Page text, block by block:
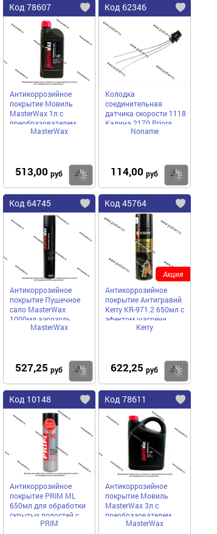
Код 78607
Антикоррозийное
покрытие Мовиль
MasterWax 1л с
преобразователем
ржавчиныMasterWax
513,00 руб Купить
Код 62346
Колодка
соединительная
датчика скорости 1118
Калина 2170 Priora
Noname
114,00 руб
Код 64745
Антикоррозийное
покрытие Пушечное
сало MasterWax
1000мл аэрозоль
MasterWax
527,25 руб Купить
Код 45764
Антикоррозийное
покрытие Антигравий
Kerry KR-971.2 650мл с
эфектом шагрени
чёрный аэрозоль
Kerry
622,25 руб
Акция
Код 10148
Антикоррозийное
покрытие PRIM ML
650мл для обработки
скрытых полостей с
насадкамиPRIM
Код 78611
Антикоррозийное
покрытие Мовиль
MasterWax 3л с
преобразователем
ржавчиныMasterWax